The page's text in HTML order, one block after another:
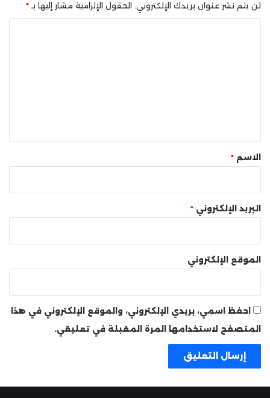
لن يتم نشر عنوان بريدك الإلكتروني. الحقول الإلزامية مشار إليها بـ*
* الاسم *
البريد الإلكتروني *
الموقع الإلكتروني
احفظ اسمي، بريدي الإلكتروني، والموقع الإلكتروني في هذا
المتصفح لاستخدامها المرة المقبلة في تعليقي.